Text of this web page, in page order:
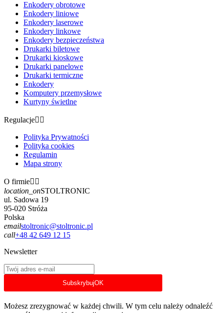
Enkodery obrotowe
Enkodery liniowe
Enkodery laserowe
Enkodery linkowe
Enkodery bezpieczeństwa
Drukarki biletowe
Drukarki kioskowe
Drukarki panelowe
Drukarki termiczne
Enkodery
Komputery przemysłowe
Kurtyny świetlne
Regulacje 
Polityka Prywatności
Polityka cookies
Regulamin
Mapa strony
O firmie 
location_onSTOLTRONIC
ul. Sadowa 19
95-020 Stróża
Polska
emailstoltronic@stoltronic.pl
call+48 42 649 12 15
Newsletter
SubskrybujOK
Możesz zrezygnować w każdej chwili. W tym celu należy odnaleźć